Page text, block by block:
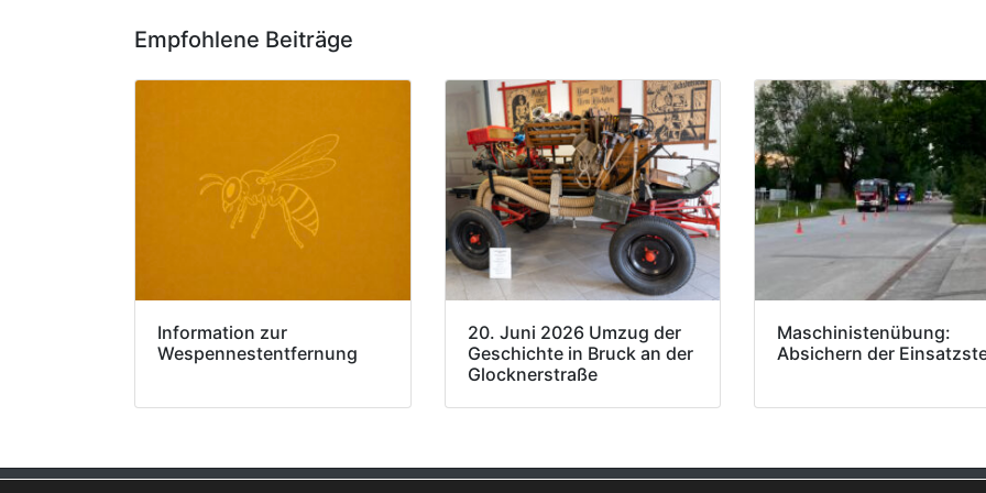
Empfohlene Beiträge
Information zur
Wespennestentfernung
20. Juni 2026 Umzug der
Geschichte in Bruck an der
Glocknerstraße
Maschinistenübung:
Absichern der